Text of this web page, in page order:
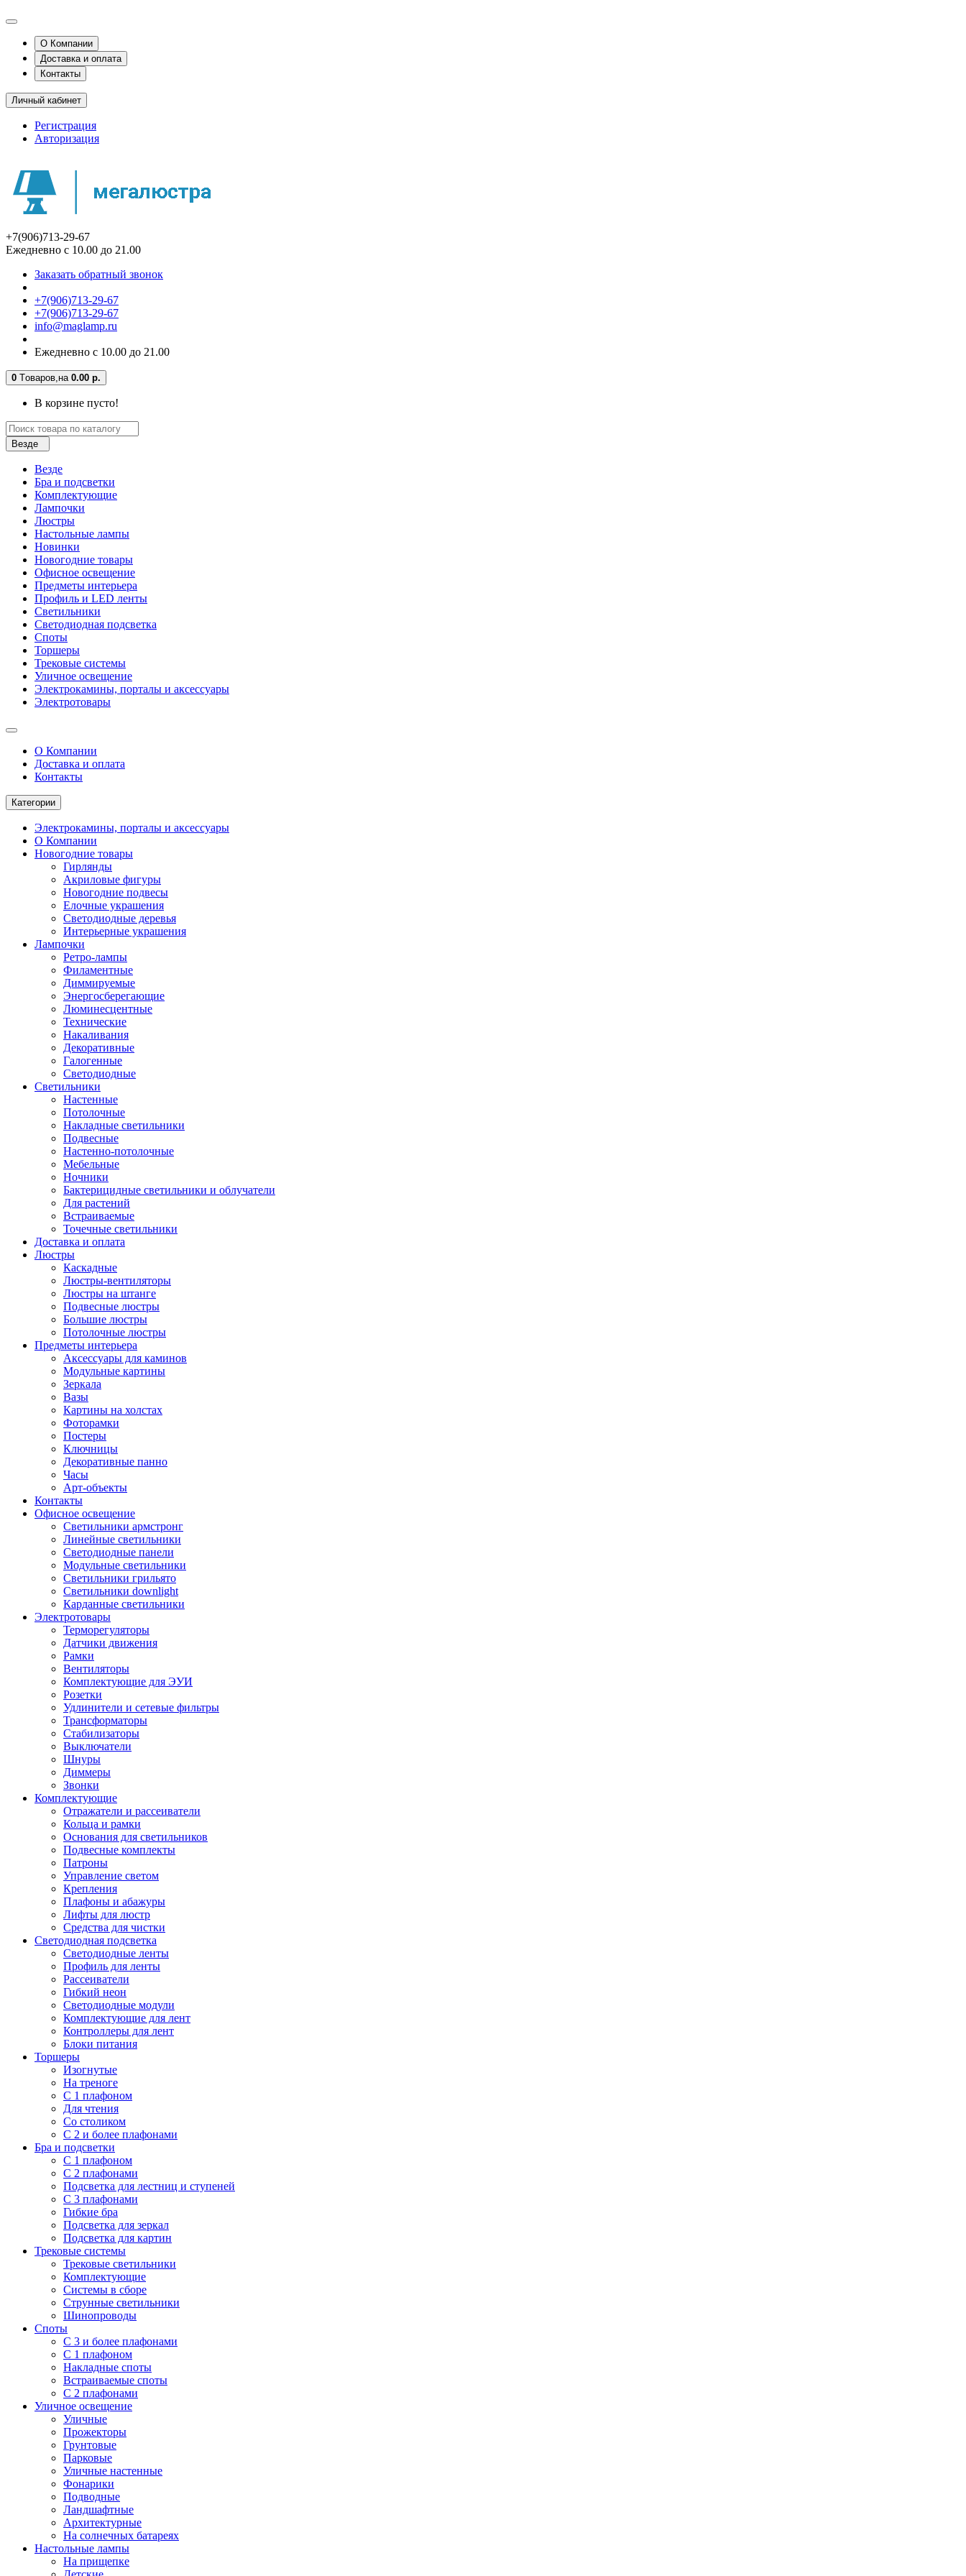
О Компании
Доставка и оплата
Контакты
Личный кабинет
Регистрация
Авторизация
+7(906)713-29-67
Ежедневно с 10.00 до 21.00
Заказать обратный звонок
+7(906)713-29-67
+7(906)713-29-67
info@maglamp.ru
Ежедневно с 10.00 до 21.00
0 Tоваров,на 0.00 р.
В корзине пусто!
Везде
Везде
Бра и подсветки
Комплектующие
Лампочки
Люстры
Настольные лампы
Новинки
Новогодние товары
Офисное освещение
Предметы интерьера
Профиль и LED ленты
Светильники
Светодиодная подсветка
Споты
Торшеры
Трековые системы
Уличное освещение
Электрокамины, порталы и аксессуары
Электротовары
О Компании
Доставка и оплата
Контакты
Категории
Электрокамины, порталы и аксессуары
О Компании
Новогодние товары
Гирлянды
Акриловые фигуры
Новогодние подвесы
Елочные украшения
Светодиодные деревья
Интерьерные украшения
Лампочки
Ретро-лампы
Филаментные
Диммируемые
Энергосберегающие
Люминесцентные
Технические
Накаливания
Декоративные
Галогенные
Светодиодные
Светильники
Настенные
Потолочные
Накладные светильники
Подвесные
Настенно-потолочные
Мебельные
Ночники
Бактерицидные светильники и облучатели
Для растений
Встраиваемые
Точечные светильники
Доставка и оплата
Люстры
Каскадные
Люстры-вентиляторы
Люстры на штанге
Подвесные люстры
Большие люстры
Потолочные люстры
Предметы интерьера
Аксессуары для каминов
Модульные картины
Зеркала
Вазы
Картины на холстах
Фоторамки
Постеры
Ключницы
Декоративные панно
Часы
Арт-объекты
Контакты
Офисное освещение
Светильники армстронг
Линейные светильники
Светодиодные панели
Модульные светильники
Светильники грильято
Светильники downlight
Карданные светильники
Электротовары
Терморегуляторы
Датчики движения
Рамки
Вентиляторы
Комплектующие для ЭУИ
Розетки
Удлинители и сетевые фильтры
Трансформаторы
Стабилизаторы
Выключатели
Шнуры
Диммеры
Звонки
Комплектующие
Отражатели и рассеиватели
Кольца и рамки
Основания для светильников
Подвесные комплекты
Патроны
Управление светом
Крепления
Плафоны и абажуры
Лифты для люстр
Средства для чистки
Светодиодная подсветка
Светодиодные ленты
Профиль для ленты
Рассеиватели
Гибкий неон
Светодиодные модули
Комплектующие для лент
Контроллеры для лент
Блоки питания
Торшеры
Изогнутые
На треноге
С 1 плафоном
Для чтения
Со столиком
С 2 и более плафонами
Бра и подсветки
С 1 плафоном
С 2 плафонами
Подсветка для лестниц и ступеней
С 3 плафонами
Гибкие бра
Подсветка для зеркал
Подсветка для картин
Трековые системы
Трековые светильники
Комплектующие
Системы в сборе
Струнные светильники
Шинопроводы
Споты
С 3 и более плафонами
С 1 плафоном
Накладные споты
Встраиваемые споты
С 2 плафонами
Уличное освещение
Уличные
Прожекторы
Грунтовые
Парковые
Уличные настенные
Фонарики
Подводные
Ландшафтные
Архитектурные
На солнечных батареях
Настольные лампы
На прищепке